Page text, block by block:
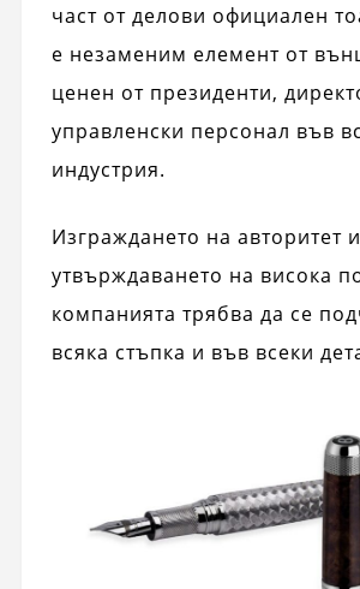
част от делови официален
е незаменим елемент от
ценен от президенти,
управленски персонал във
индустрия.
Изграждането на авторитет и
утвърждаването на висока
компанията трябва да се
всяка стъпка и във всеки